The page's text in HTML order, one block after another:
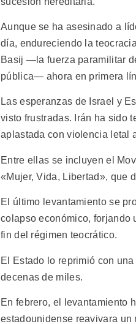
Aunque se ha asesinado a
día, endureciendo la
Basij —la fuerza paramilitar
pública— ahora en primera
Las esperanzas de Israel y
visto frustradas. Irán ha sido
aplastada con violencia letal
Entre ellas se incluyen el
«Mujer, Vida, Libertad», que
El último levantamiento se
colapso económico, forjando
fin del régimen teocrático.
El Estado lo reprimió con
decenas de miles.
En febrero, el levantamiento
estadounidense reavivara un